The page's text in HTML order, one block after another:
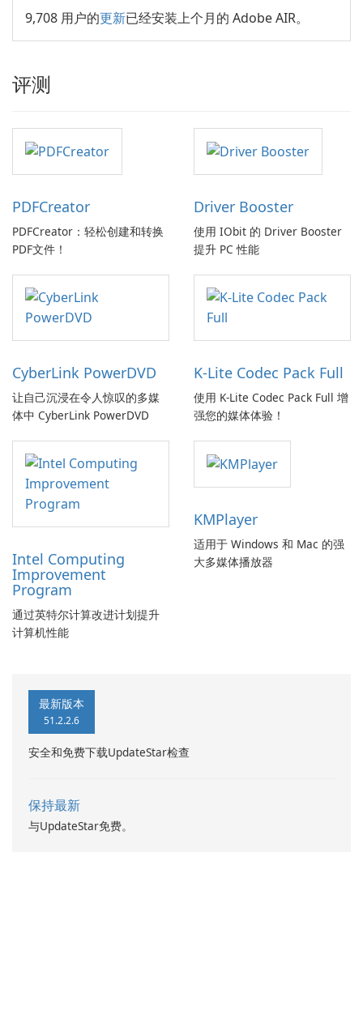
9,708 用户的更新已经安装上个月的 Adobe AIR。
评测
PDFCreator
PDFCreator：轻松创建和转换
PDF文件！
Driver Booster
使用 IObit 的 Driver Booster
提升 PC 性能
CyberLink PowerDVD
让自己沉浸在令人惊叹的多媒
体中 CyberLink PowerDVD
K-Lite Codec Pack Full
使用 K-Lite Codec Pack Full 增
强您的媒体体验！
Intel Computing
Improvement
Program
通过英特尔计算改进计划提升
计算机性能
KMPlayer
适用于 Windows 和 Mac 的强
大多媒体播放器
最新版本
51.2.2.6
安全和免费下载UpdateStar检查
保持最新
与UpdateStar免费。